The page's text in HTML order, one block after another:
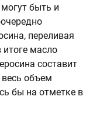
быть и
переливая
итоге масло
составит
объем
бы на отметке в